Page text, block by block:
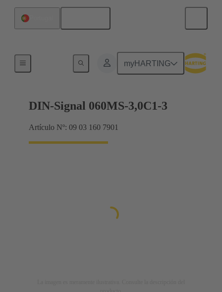
myHARTING
Terminación de placa madre a tarjeta hija
DIN-Signal 060MS-3,0C1-3
Artículo Nº: 09 03 160 7901